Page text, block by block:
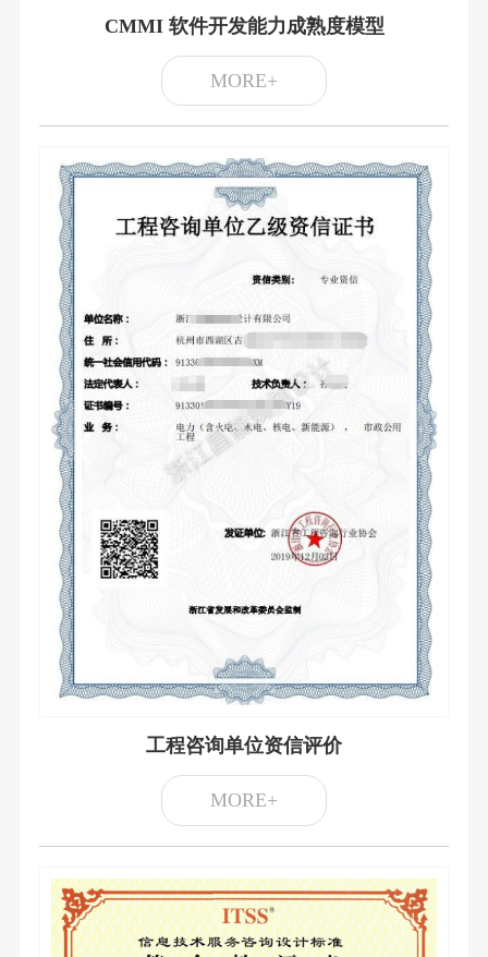
CMMI 软件开发能力成熟度模型
MORE+
工程咨询单位资信评价
MORE+